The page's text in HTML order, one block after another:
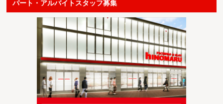
パート・アルバイトスタッフ募集